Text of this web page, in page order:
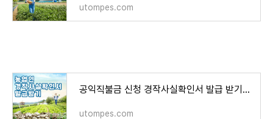
utompes.com
공익직불금 신청 경작사실확인서 발급 받기[신규등록, 관외경작 농업인]
utompes.com